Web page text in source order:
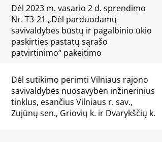
Dėl 2023 m. vasario 2 d. sprendimo
Nr. T3-21 „Dėl parduodamų
savivaldybės būstų ir pagalbinio ūkio
paskirties pastatų sąrašo
patvirtinimo“ pakeitimo
Dėl sutikimo perimti Vilniaus rajono
savivaldybės nuosavybėn inžinerinius
tinklus, esančius Vilniaus r. sav.,
Zujūnų sen., Griovių k. ir Dvarykščių k.